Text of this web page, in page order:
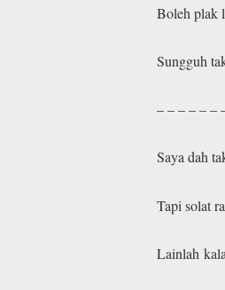
Boleh plak
Sungguh
– – – – – –
Saya dah
Tapi solat
Lainlah